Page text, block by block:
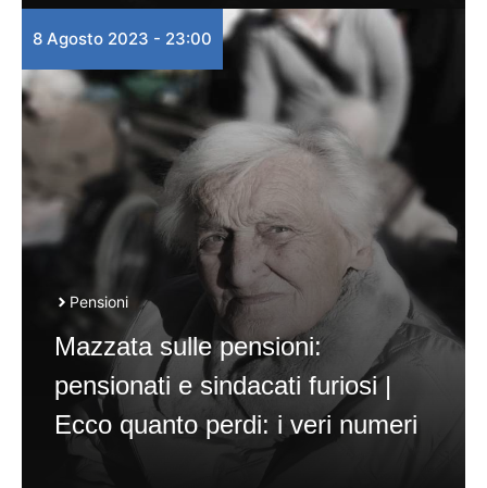
8 Agosto 2023 - 23:00
Pensioni
Mazzata sulle pensioni:
pensionati e sindacati furiosi |
Ecco quanto perdi: i veri numeri